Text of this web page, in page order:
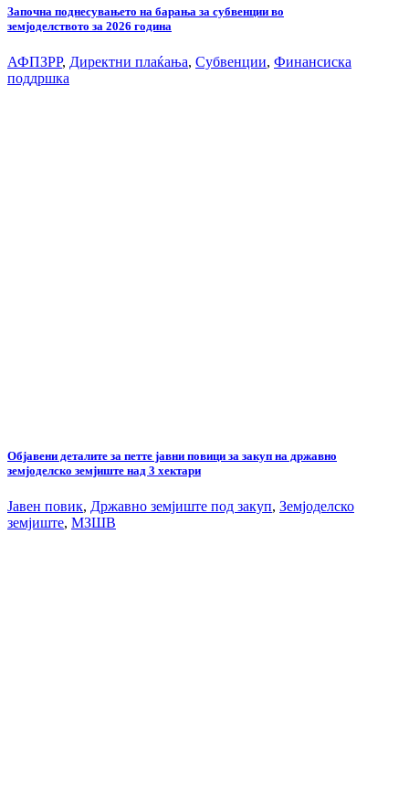
Започна поднесувањето на барања за субвенции во
земјоделството за 2026 година
АФПЗРР, Директни плаќања, Субвенции, Финансиска
поддршка
Објавени деталите за петте јавни повици за закуп на државно
земјоделско земјиште над 3 хектари
Јавен повик, Државно земјиште под закуп, Земјоделско
земјиште, МЗШВ